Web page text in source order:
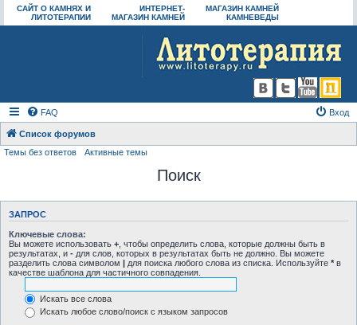
САЙТ О КАМНЯХ И
ЛИТОТЕРАПИИ
ИНТЕРНЕТ-
МАГАЗИН КАМНЕЙ
МАГАЗИН КАМНЕЙ
КАМНЕВЕДЫ
FAQ Вход
Список форумов
Темы без ответов
Активные темы
Поиск
ЗАПРОС
Ключевые слова:
Вы можете использовать + , чтобы определить слова, которые должны быть в
результатах, и - для слов, которых в результатах быть не должно. Вы можете
разделить слова символом | для поиска любого слова из списка. Используйте * в
качестве шаблона для частичного совпадения.
Искать все слова
Искать любое слово/поиск с языком запросов